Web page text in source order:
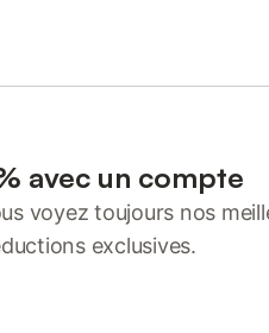
avec un compte
voyez toujours nos
exclusives.